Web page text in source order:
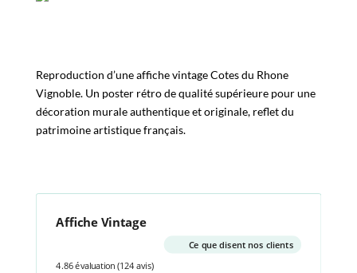
Reproduction d’une affiche vintage Cotes du Rhone
Vignoble. Un poster rétro de qualité supérieure pour une
décoration murale authentique et originale, reflet du
patrimoine artistique français.
Affiche Vintage
Ce que disent nos clients
4.86 évaluation (124 avis)